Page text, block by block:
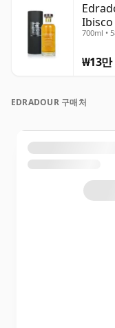
700ml •
₩13만
EDRADOUR 구매처